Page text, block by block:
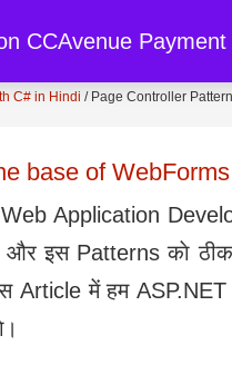
CCAvenue
C# in Hindi /Page Controller
base of
Web Application
और इस Patterns काे
Article में हम